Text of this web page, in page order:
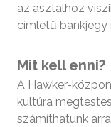
az asztalhoz
címletű bankjegy
Mit kell enni?
A Hawker-
kultúra
számíthatunk